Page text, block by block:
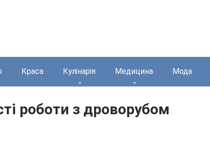
Краса Кулінарія Медицина Мода
роботи з дроворубом